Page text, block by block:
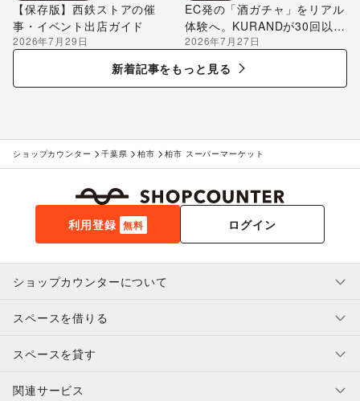
【保存版】西鉄ストアの催
事・イベント出店ガイド
2026年7月29日
EC発の「酒ガチャ」をリアル
体験へ。KURANDが30回以上
のポップアップ出店で届け
る“新しいお酒との出会い”
2026年7月27日
新着記事をもっと見る
ショップカウンター 千葉県 柏市 柏市 スーパーマーケット
利用登録 無料 ログイン
ショップカウンターについて
利用規約・ガイドライン
特定商取引法に基づく表示
補償プログラム
スペースを借りる
スペースを借りたい人へ
ユーザー利用規約
スペースを貸す
スペースを貸したい方へ
関連サービス